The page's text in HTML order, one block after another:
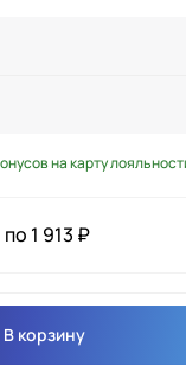
на карту
по 1 913 ₽
В корзину